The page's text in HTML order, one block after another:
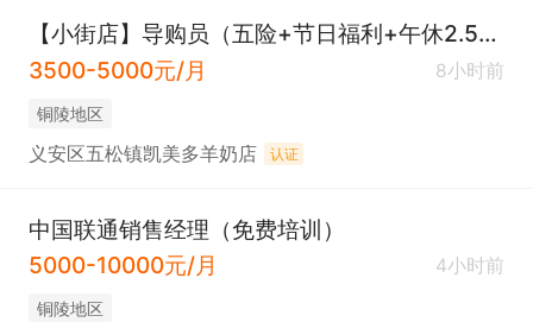
【小街店】导购员（五险+节日福利+午休2.5小时+早八晚五）
3500-5000元/月
8小时前
铜陵地区
义安区五松镇凯美多羊奶店 认证
中国联通销售经理（免费培训）
5000-10000元/月
4小时前
铜陵地区